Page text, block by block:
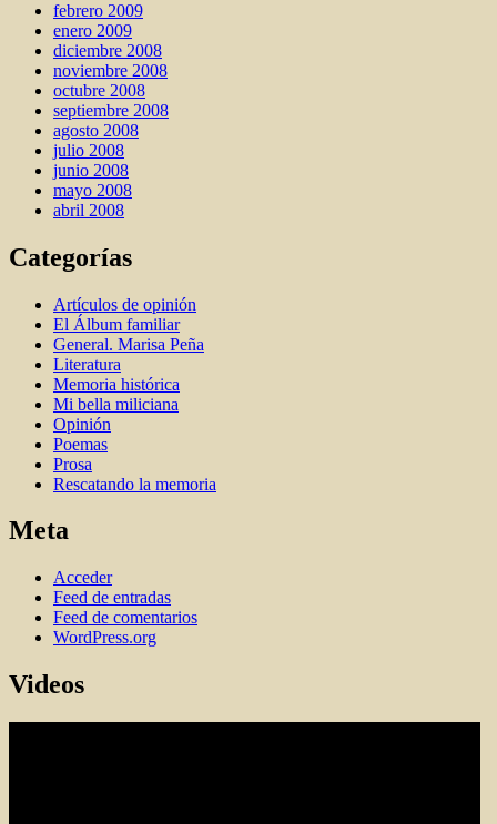
febrero 2009
enero 2009
diciembre 2008
noviembre 2008
octubre 2008
septiembre 2008
agosto 2008
julio 2008
junio 2008
mayo 2008
abril 2008
Categorías
Artí­culos de opinión
El Álbum familiar
General. Marisa Peña
Literatura
Memoria histórica
Mi bella miliciana
Opinión
Poemas
Prosa
Rescatando la memoria
Meta
Acceder
Feed de entradas
Feed de comentarios
WordPress.org
Videos